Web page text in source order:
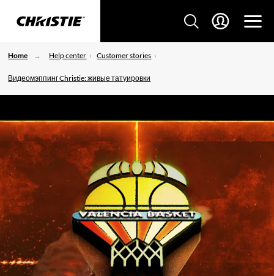
Home Help center Customer stories
Видеомэппинг Christie: живые татуировки